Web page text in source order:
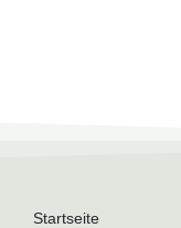
Startseite